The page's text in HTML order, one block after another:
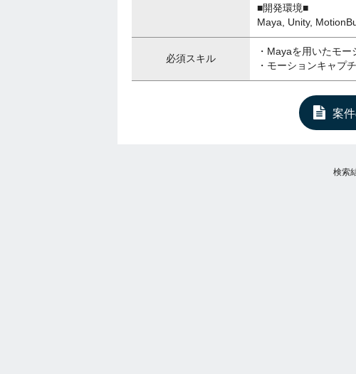
■開発環境■
Maya, Unity,
必須スキル
・Mayaを用いたモ
・モーションキャプ
案
検索